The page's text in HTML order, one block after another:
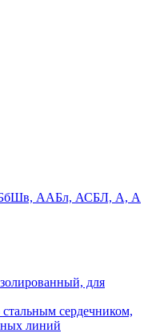
ААБл, АСБЛ, А, А
для
сердечником,
линий